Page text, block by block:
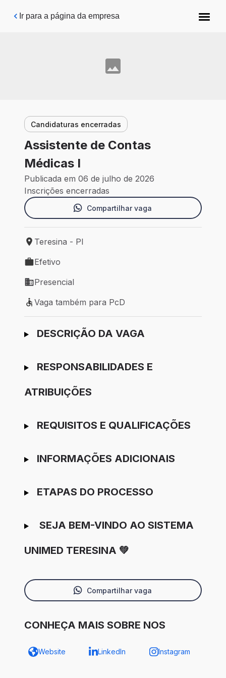
Pular para o conteúdo principal
Ir para a página da empresa
Candidaturas encerradas
Assistente de Contas
Médicas I
Publicada em 06 de julho de 2026
Inscrições encerradas
Compartilhar vaga
Local de trabalho: Teresina - PI
Teresina - PI
Tipo de vaga: Efetivo
Efetivo
Modelo de trabalho: Presencial
Presencial
Vaga também para PcD
Vaga também para PcD
Ir para candidatura
DESCRIÇÃO DA VAGA
RESPONSABILIDADES E
ATRIBUIÇÕES
REQUISITOS E QUALIFICAÇÕES
INFORMAÇÕES ADICIONAIS
ETAPAS DO PROCESSO
SEJA BEM-VINDO AO SISTEMA
UNIMED TERESINA 💚
Compartilhar vaga
CONHEÇA MAIS SOBRE NOS
Website LinkedIn Instagram